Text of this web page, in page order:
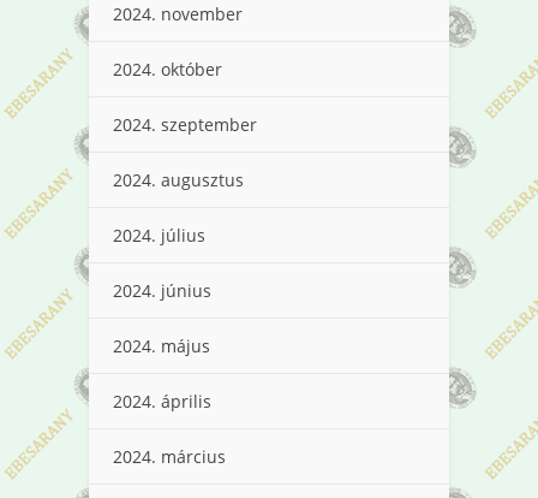
2024. november
2024. október
2024. szeptember
2024. augusztus
2024. július
2024. június
2024. május
2024. április
2024. március